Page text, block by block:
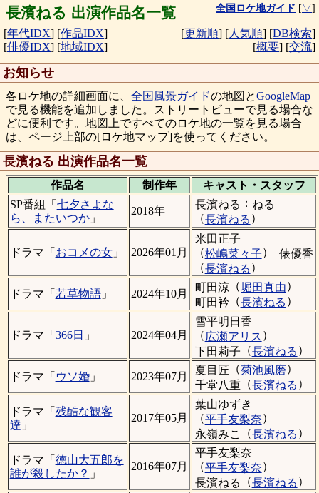
長濱ねる 出演作品名一覧 全国ロケ地ガイド [▽]
[年代IDX] [作品IDX]
[俳優IDX] [地域IDX]
[更新順] [人気順] [DB検索]
[概要] [交流]
お知らせ
各ロケ地の詳細画面に、 全国風景ガイドの地図とGoogleMap
で見る機能を追加しました。ストリートビューで見る場合な
どに便利です。地図上ですべてのロケ地の一覧を見る場合
は、ページ上部の[ロケ地マップ]を使ってください。
長濱ねる 出演作品名一覧
作品名 制作年 キャスト・ スタッフ
SP番組「 七夕さよな
ら、またいつか」
2018年
長濱ねる ： ねる
（長濱ねる ）
ドラマ「 おコメの女」 2026年01月
米田正子
（松嶋菜々子）
俵優香
（長濱ねる ）
ドラマ「 若草物語」 2024年10月
町田涼（堀田真由）
町田衿（長濱ねる ）
ドラマ「 366日 」 2024年04月
雪平明日香
（ 広瀬アリス ）
下田莉子 （長濱ねる ）
ドラマ「 ウソ婚」 2023年07月
夏目匠 （菊池風磨）
千堂八重（長濱ねる ）
ドラマ「 残酷な観客
達 」
2017年05月
葉山ゆずき
（平手友梨奈）
永嶺みこ
（長濱ねる ）
ドラマ「 徳山大五郎を
誰が殺したか？ 」
2016年07月
平手友梨奈
（平手友梨奈）
長濱ねる （長濱ねる ）